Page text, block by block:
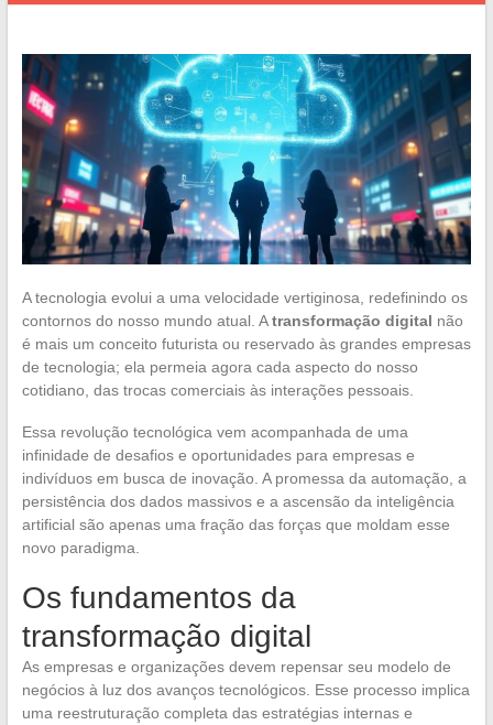
A tecnologia evolui a uma velocidade vertiginosa, redefinindo os
contornos do nosso mundo atual. Atransformação digital não
é mais um conceito futurista ou reservado às grandes empresas
de tecnologia; ela permeia agora cada aspecto do nosso
cotidiano, das trocas comerciais às interações pessoais.
Essa revolução tecnológica vem acompanhada de uma
infinidade de desafios e oportunidades para empresas e
indivíduos em busca de inovação. A promessa da automação, a
persistência dos dados massivos e a ascensão da inteligência
artificial são apenas uma fração das forças que moldam esse
novo paradigma.
Os fundamentos da
transformação digital
As empresas e organizações devem repensar seu modelo de
negócios à luz dos avanços tecnológicos. Esse processo implica
uma reestruturação completa das estratégias internas e